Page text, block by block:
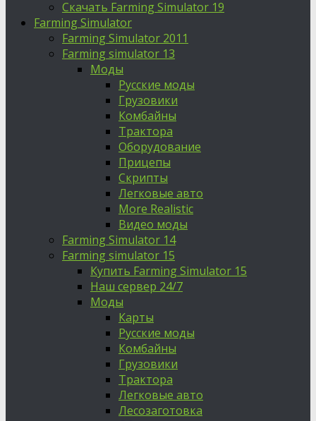
Скачать Farming Simulator 19
Farming Simulator
Farming Simulator 2011
Farming simulator 13
Моды
Русские моды
Грузовики
Комбайны
Трактора
Оборудование
Прицепы
Скрипты
Легковые авто
More Realistic
Видео моды
Farming Simulator 14
Farming simulator 15
Купить Farming Simulator 15
Наш сервер 24/7
Моды
Карты
Русские моды
Комбайны
Грузовики
Трактора
Легковые авто
Лесозаготовка